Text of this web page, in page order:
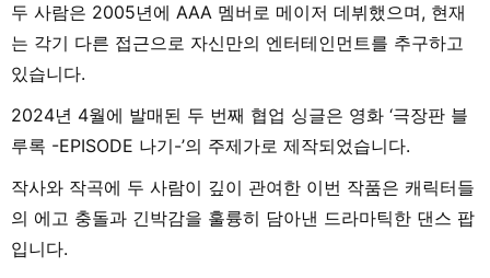
두 사람은 2005년에 AAA 멤버로 메이저 데뷔했으며, 현재
는 각기 다른 접근으로 자신만의 엔터테인먼트를 추구하고
있습니다.
2024년 4월에 발매된 두 번째 협업 싱글은 영화 ‘극장판 블
루록 -EPISODE 나기-’의 주제가로 제작되었습니다.
작사와 작곡에 두 사람이 깊이 관여한 이번 작품은 캐릭터들
의 에고 충돌과 긴박감을 훌륭히 담아낸 드라마틱한 댄스 팝
입니다.